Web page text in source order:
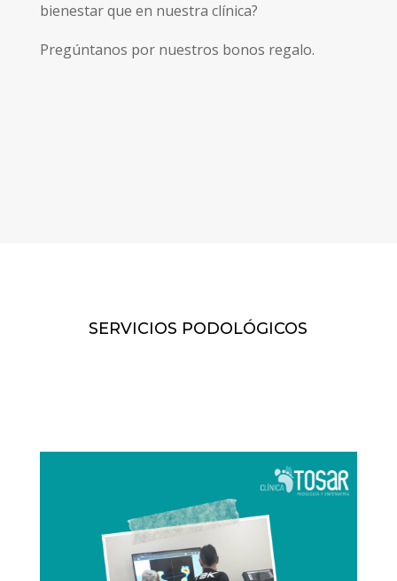
bienestar que en nuestra clínica?
Pregúntanos por nuestros bonos regalo.
SERVICIOS PODOLÓGICOS